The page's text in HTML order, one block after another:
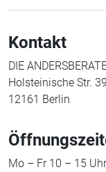
Kontakt
DIE
Holsteinische Str.
12161 Berlin
Mo – Fr 10 – 15 Uhr